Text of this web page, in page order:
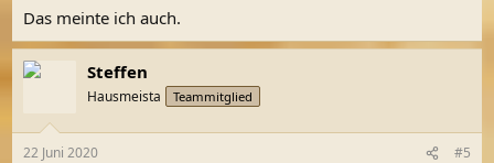
:
Das meinte ich auch.
Steffen
Hausmeista Teammitglied
22 Juni 2020 #5